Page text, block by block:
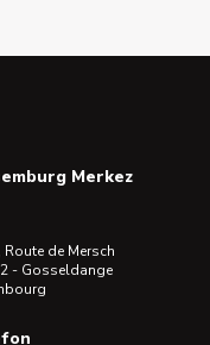
Merkez
Route de Mersch
- Gosseldange